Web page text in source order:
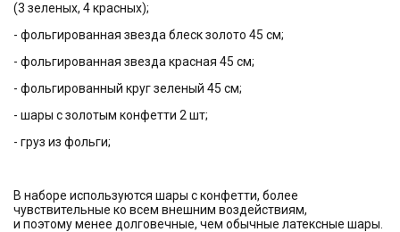
(3 зеленых, 4 красных);
- фольгированная звезда блеск золото 45 см;
- фольгированная звезда красная 45 см;
- фольгированный круг зеленый 45 см;
- шары с золотым конфетти 2 шт;
- груз из фольги;
В наборе используются шары с конфетти, более
чувствительные ко всем внешним воздействиям,
и поэтому менее долговечные, чем обычные латексные шары.